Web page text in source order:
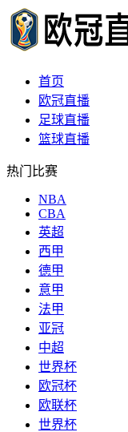
首页
欧冠直播
足球直播
篮球直播
热门比赛
NBA
CBA
英超
西甲
德甲
意甲
法甲
亚冠
中超
世界杯
欧冠杯
欧联杯
世界杯